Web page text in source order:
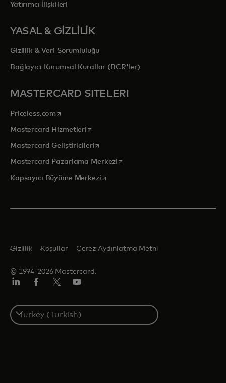
Yatırımcı İlişkileri
YASAL & GİZLİLİK
Gizlilik & Veri Sorumluluğu
Bağlayıcı Kurumsal Kurallar (BCR'ler)
MASTERCARD SITELERI
Priceless.com opens in a new tab
Mastercard Hizmetleri opens in a new tab
Mastercard Geliştiricileriopens in a new tab
Mastercard Pazarlama Merkezi opens in a new tab
Kapsayıcı Büyüme Merkeziopens in a new tab
© 1994-2026 Mastercard.
Gizlilik Koşullar Çerez Aydınlatma Metni
Select
a
country